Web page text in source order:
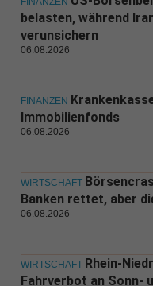
belasten, während
verunsichern
06.08.2026
FINANZEN
Immobilienfonds
06.08.2026
WIRTSCHAFT
Banken rettet, aber
06.08.2026
WIRTSCHAFT Rhein-
Fahrverbot an Sonn-